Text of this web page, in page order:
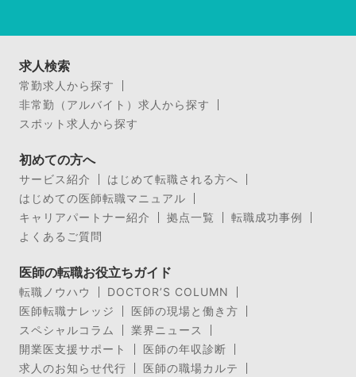
求人検索
常勤求人から探す
非常勤（アルバイト）求人から探す
スポット求人から探す
初めての方へ
サービス紹介
はじめて転職される方へ
はじめての医師転職マニュアル
キャリアパートナー紹介
拠点一覧
転職成功事例
よくあるご質問
医師の転職お役立ちガイド
転職ノウハウ
DOCTOR’S COLUMN
医師転職ナレッジ
医師の現場と働き方
スペシャルコラム
業界ニュース
開業医支援サポート
医師の年収診断
求人のお知らせ代行
医師の職場カルテ